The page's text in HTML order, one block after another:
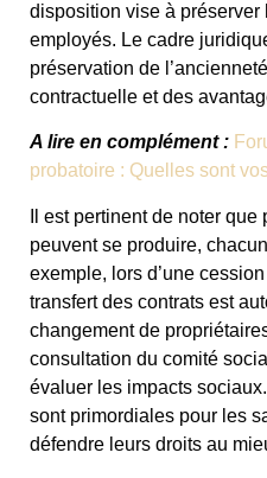
disposition vise à
employés. Le cadre
préservation de
contractuelle et des
A lire en complément :
probatoire : Quelles sont
Il est pertinent de noter
peuvent se produire,
exemple, lors d’une
transfert des contrats est
changement de
consultation du comité
évaluer les impacts
sont primordiales pour les
défendre leurs droits au